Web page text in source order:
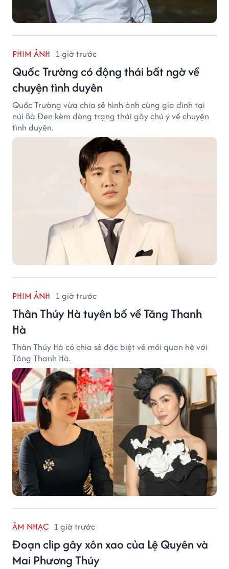
PHIM ẢNH 1 giờ trước
Quốc Trường có động thái bất ngờ về
chuyện tình duyên
Quốc Trường vừa chia sẻ hình ảnh cùng gia đình tại
núi Bà Đen kèm dòng trạng thái gây chú ý về chuyện
tình duyên.
PHIM ẢNH 1 giờ trước
Thân Thúy Hà tuyên bố về Tăng Thanh
Hà
Thân Thúy Hà có chia sẻ đặc biệt về mối quan hệ với
Tăng Thanh Hà.
ÂM NHẠC 1 giờ trước
Đoạn clip gây xôn xao của Lệ Quyên và
Mai Phương Thúy